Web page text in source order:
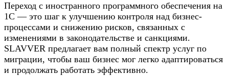
Переход с иностранного программного обеспечения на
1С — это шаг к улучшению контроля над бизнес-
процессами и снижению рисков, связанных с
изменениями в законодательстве и санкциями.
SLAVVER предлагает вам полный спектр услуг по
миграции, чтобы ваш бизнес мог легко адаптироваться
и продолжать работать эффективно.